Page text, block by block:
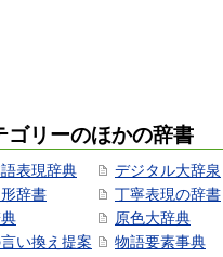
ゴリーのほかの辞書
表現辞典
辞書
い換え提案
デジタル大辞泉
丁寧表現の辞書
原色大辞典
物語要素事典